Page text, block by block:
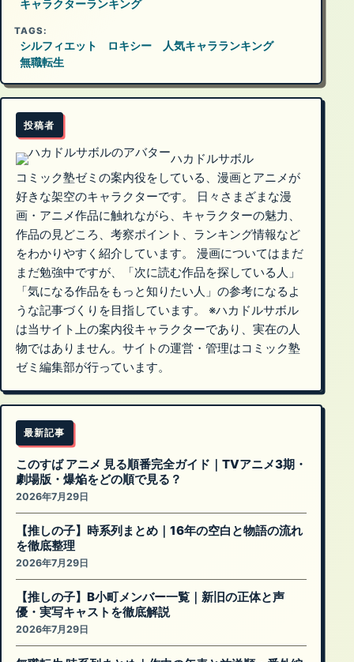
キャラクターランキング
TAGS:
シルフィエット ロキシー
人気キャラランキング
無職転生
投稿者
ハカドルサボル
コミック塾ゼミの案内役をしている、漫画とアニメが
好きな架空のキャラクターです。 日々さまざまな漫
画・アニメ作品に触れながら、キャラクターの魅力、
作品の見どころ、考察ポイント、ランキング情報など
をわかりやすく紹介しています。 漫画についてはまだ
まだ勉強中ですが、「次に読む作品を探している人」
「気になる作品をもっと知りたい人」の参考になるよ
うな記事づくりを目指しています。 ※ハカドルサボル
は当サイト上の案内役キャラクターであり、実在の人
物ではありません。サイトの運営・管理はコミック塾
ゼミ編集部が行っています。
最新記事
このすば アニメ 見る順番完全ガイド｜TVアニメ3期・
劇場版・爆焔をどの順で見る？
2026年7月29日
【推しの子】時系列まとめ｜16年の空白と物語の流れ
を徹底整理
2026年7月29日
【推しの子】B小町メンバー一覧｜新旧の正体と声
優・実写キャストを徹底解説
2026年7月29日